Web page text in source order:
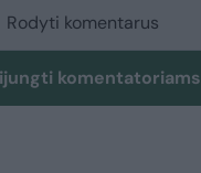
Rodyti komentarus
komentatoriams